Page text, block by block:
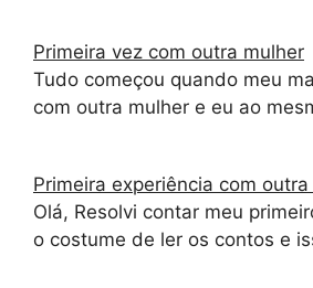
Primeira vez com outra mulher
Tudo começou quando meu
com outra mulher e eu ao
Primeira experiência com
Olá, Resolvi contar meu
o costume de ler os contos e